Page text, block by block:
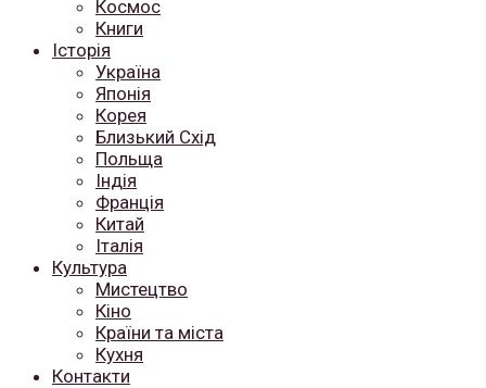
Космос
Книги
Історія
Україна
Японія
Корея
Близький Схід
Польща
Індія
Франція
Китай
Італія
Культура
Мистецтво
Кіно
Країни та міста
Кухня
Контакти